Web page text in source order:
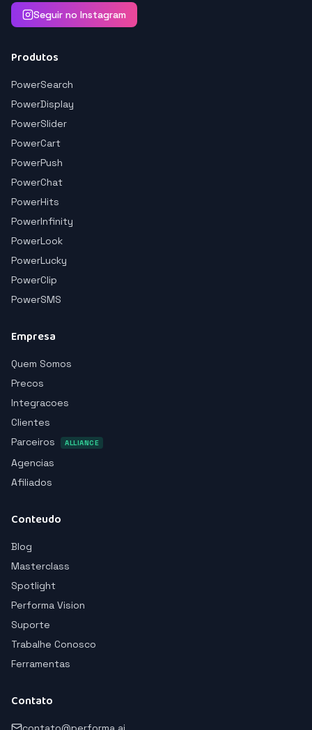
Seguir no Instagram
Produtos
PowerSearch
PowerDisplay
PowerSlider
PowerCart
PowerPush
PowerChat
PowerHits
PowerInfinity
PowerLook
PowerLucky
PowerClip
PowerSMS
Empresa
Quem Somos
Precos
Integracoes
Clientes
Parceiros
ALLIANCE
Agencias
Afiliados
Conteudo
Blog
Masterclass
Spotlight
Performa Vision
Suporte
Trabalhe Conosco
Ferramentas
Contato